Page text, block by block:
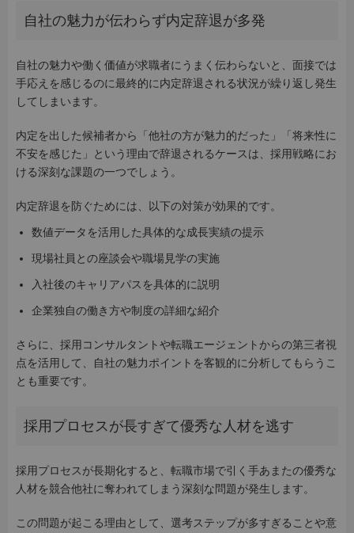
自社の魅力が伝わらず内定辞退が多発
自社の魅力や働く価値が求職者にうまく伝わらないと、面接では
手応えを感じるのに最終的に内定辞退される状況が繰り返し発生
してしまいます。
内定を出した候補者から「他社の方が魅力的だった」「将来性に
不安を感じた」という理由で辞退されるケースは、採用戦略にお
ける深刻な課題の一つでしょう。
内定辞退を防ぐためには、以下の対策が効果的です。
数値データを活用した具体的な成長実績の提示
現場社員との座談会や職場見学の実施
入社後のキャリアパスを具体的に説明
企業独自の働き方や制度の詳細な紹介
さらに、採用コンサルタントや転職エージェントからの第三者視
点を活用して、自社の魅力ポイントを客観的に分析してもらうこ
とも重要です。
採用プロセスが長すぎて優秀な人材を逃す
採用プロセスが長期化すると、転職市場で引く手あまたの優秀な
人材を競合他社に奪われてしまう深刻な問題が発生します。
この問題が起こる理由として、選考ステップが多すぎることや意